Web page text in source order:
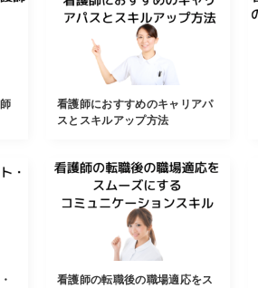
看護師におすすめのキャリアパ
スとスキルアップ方法
看護師の転職後の職場適応をス